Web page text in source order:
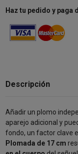
Haz tu pedido y paga
Descripción
Añadir un plomo
aparejo adicional y
fondo, un factor clave
Plomada de 17 cm